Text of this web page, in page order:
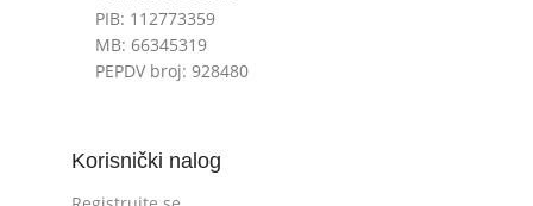
PIB: 112773359
MB: 66345319
PEPDV broj: 928480
Korisnički nalog